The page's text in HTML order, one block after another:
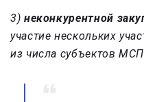
3) неконкурентной
участие нескольких
из числа субъектов